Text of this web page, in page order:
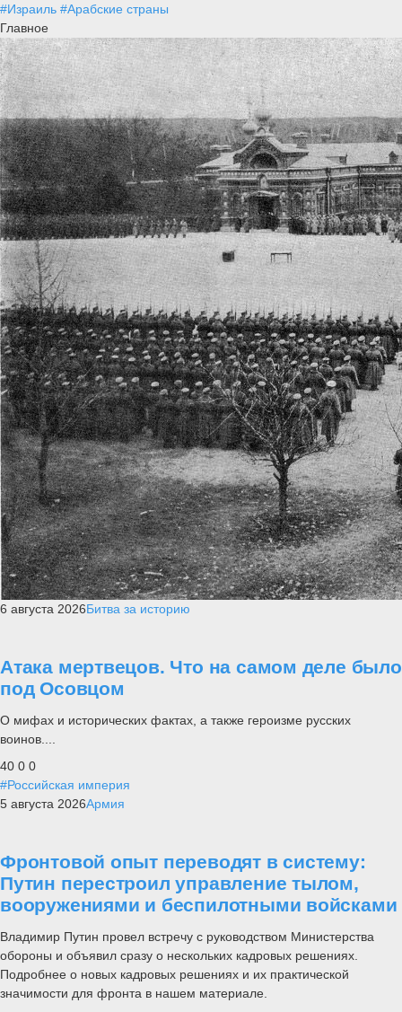
#Израиль #Арабские страны
Главное
6 августа 2026Битва за историю
Атака мертвецов. Что на самом деле было
под Осовцом
О мифах и исторических фактах, а также героизме русских
воинов....
40 0 0
#Российская империя
5 августа 2026Армия
Фронтовой опыт переводят в систему:
Путин перестроил управление тылом,
вооружениями и беспилотными войсками
Владимир Путин провел встречу с руководством Министерства
обороны и объявил сразу о нескольких кадровых решениях.
Подробнее о новых кадровых решениях и их практической
значимости для фронта в нашем материале.